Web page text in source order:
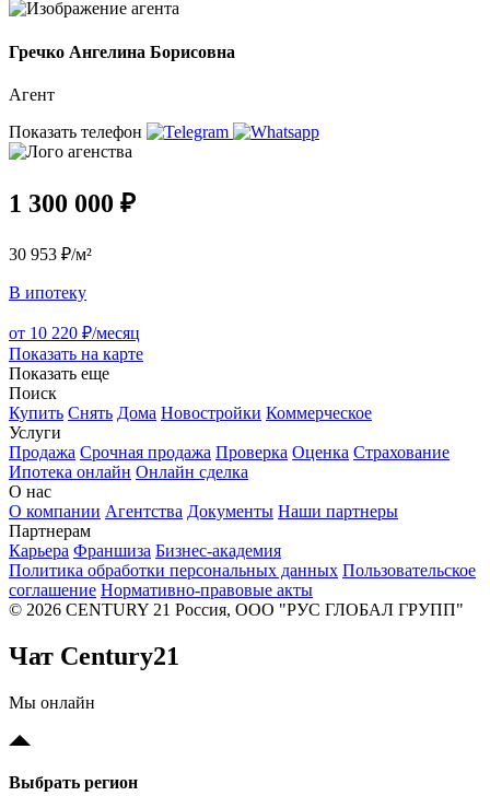
Гречко Ангелина Борисовна
Агент
Показать телефон
1 300 000 ₽
30 953 ₽/м²
В ипотеку
от 10 220 ₽/месяц
Показать на карте
Показать еще
Поиск
Купить Снять Дома Новостройки Коммерческое
Услуги
Продажа Срочная продажа Проверка Оценка Страхование
Ипотека онлайн Онлайн сделка
О нас
О компании Агентства Документы Наши партнеры
Партнерам
Карьера Франшиза Бизнес-академия
Политика обработки персональных данных Пользовательское
соглашение Нормативно-правовые акты
© 2026 CENTURY 21 Россия, ООО "РУС ГЛОБАЛ ГРУПП"
Чат Century21
Мы онлайн
Выбрать регион